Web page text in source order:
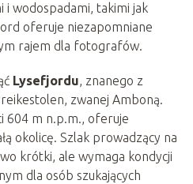
wodospadami, takimi jak
oferuje niezapomniane
rajem dla fotografów.
Lysefjordu, znanego z
zwanej Amboną.
604 m n.p.m., oferuje
okolicę. Szlak prowadzący na
krótki, ale wymaga kondycji
dla osób szukających